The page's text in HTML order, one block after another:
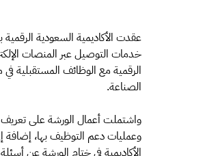
عقدت الأكاديمية السعودية
خدمات التوصيل عبر المنصات
الرقمية مع الوظائف المستقبلية
الصناعة.
واشتملت أعمال الورشة على تعريف
وعمليات دعم التوظيف بها، إضافة